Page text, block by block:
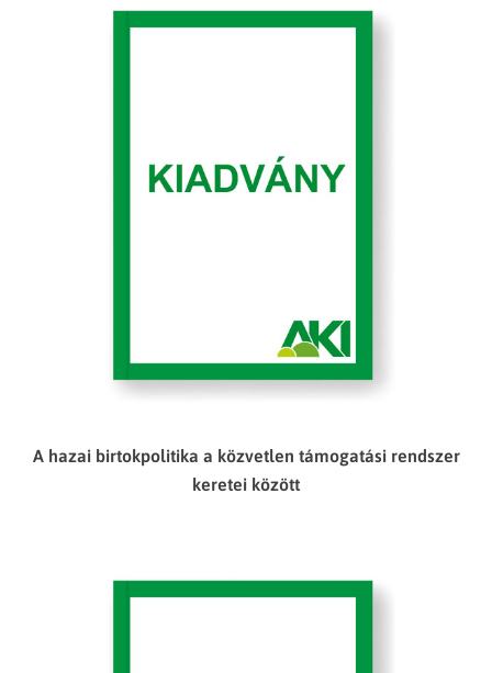
A hazai birtokpolitika a közvetlen támogatási rendszer
keretei között